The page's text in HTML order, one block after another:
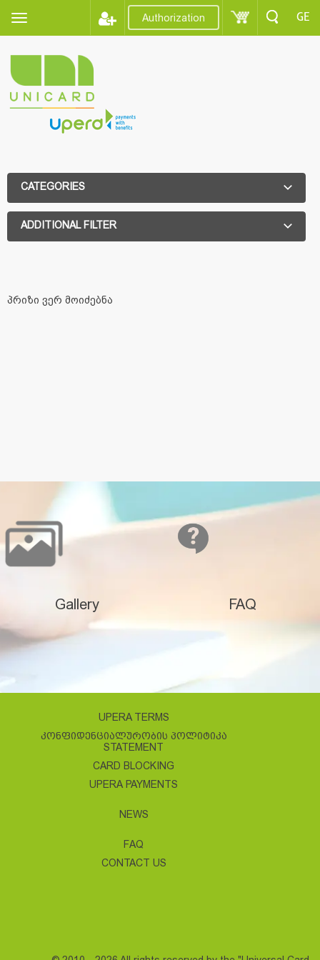
Authorization GE
CATEGORIES
ADDITIONAL FILTER
პრიზი ვერ მოიძებნა
Gallery FAQ
UPERA TERMS
ᲙᲝᲜᲤᲘᲓᲔᲜᲪᲘᲐᲚᲣᲠᲝᲑᲘᲡ ᲞᲝᲚᲘᲢᲘᲙᲐ
STATEMENT
CARD BLOCKING
UPERA PAYMENTS
NEWS
FAQ
CONTACT US